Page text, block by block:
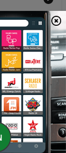
!)
: On nous
der en
menthe